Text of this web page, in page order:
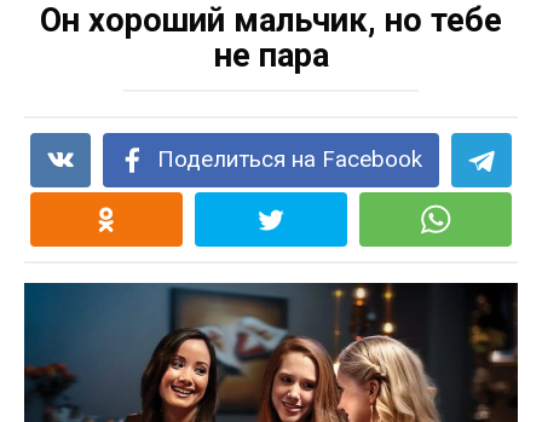
Он хороший мальчик, но тебе
не пара
Поделиться на Facebook